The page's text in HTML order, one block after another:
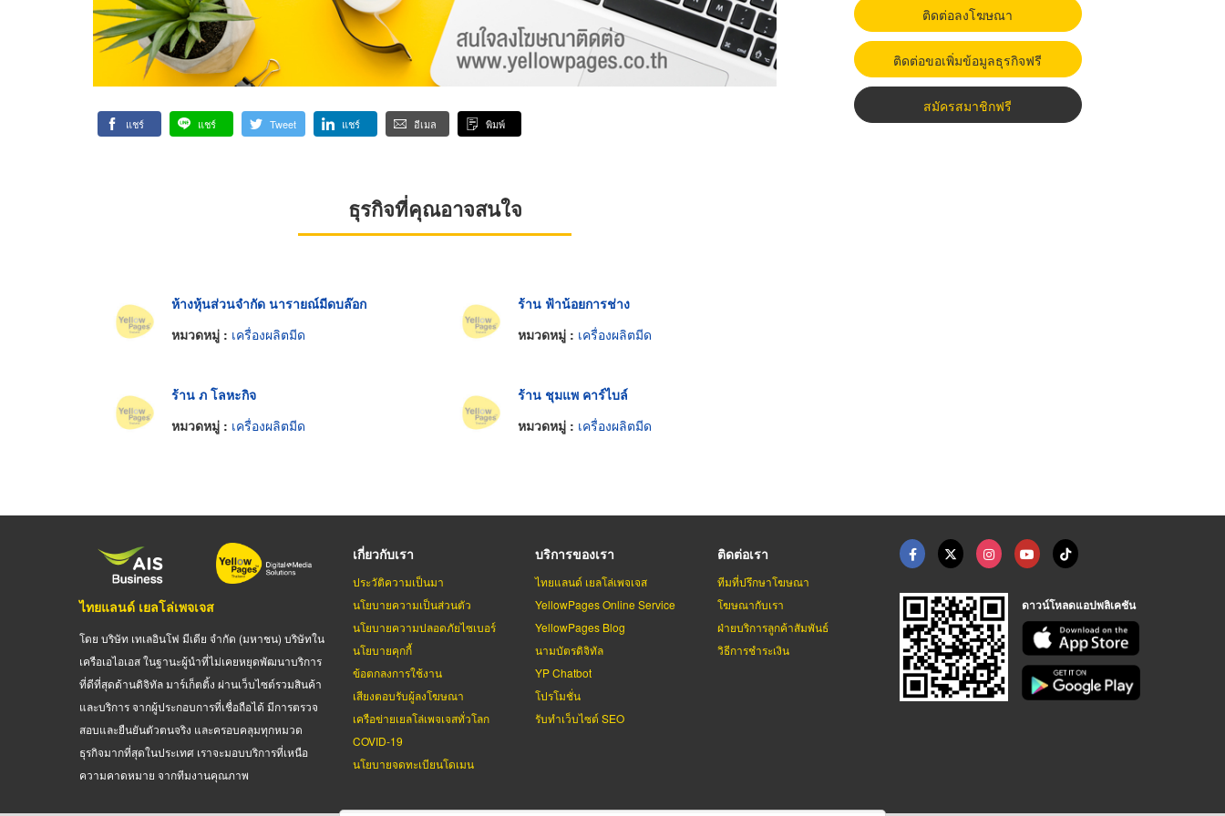
แชร์ แชร์ Tweet แชร์ อีเมล พิมพ์
ธุรกิจที่คุณอาจสนใจ
ห้างหุ้นส่วนจำกัด นารายณ์มีดบล๊อก
หมวดหมู่ : เครื่องผลิตมีด
ร้าน ฟ้าน้อยการช่าง
หมวดหมู่ : เครื่องผลิตมีด
ร้าน ภ โลหะกิจ
หมวดหมู่ : เครื่องผลิตมีด
ร้าน ชุมแพ คาร์ไบล์
หมวดหมู่ : เครื่องผลิตมีด
ติดต่อลงโฆษณา
ติดต่อขอเพิ่มข้อมูลธุรกิจฟรี
สมัครสมาชิกฟรี
ไทยแลนด์ เยลโล่เพจเจส
โดย บริษัท เทเลอินโฟ มีเดีย จำกัด (มหาชน) บริษัทใน
เครือเอไอเอส ในฐานะผู้นำที่ไม่เคยหยุดพัฒนาบริการ
ที่ดีที่สุดด้านดิจิทัล มาร์เก็ตติ้ง ผ่านเว็บไซต์รวมสินค้า
และบริการ จากผู้ประกอบการที่เชื่อถือได้ มีการตรวจ
สอบและยืนยันตัวตนจริง และครอบคลุมทุกหมวด
ธุรกิจมากที่สุดในประเทศ เราจะมอบบริการที่เหนือ
ความคาดหมาย จากทีมงานคุณภาพ
เกี่ยวกับเรา
ประวัติความเป็นมา
นโยบายความเป็นส่วนตัว
นโยบายความปลอดภัยไซเบอร์
นโยบายคุกกี้
ข้อตกลงการใช้งาน
เสียงตอบรับผู้ลงโฆษณา
เครือข่ายเยลโล่เพจเจสทั่วโลก
COVID-19
นโยบายจดทะเบียนโดเมน
บริการของเรา
ไทยแลนด์ เยลโล่เพจเจส
YellowPages Online Service
YellowPages Blog
นามบัตรดิจิทัล
YP Chatbot
โปรโมชั่น
รับทำเว็บไซต์ SEO
ติดต่อเรา
ทีมที่ปรึกษาโฆษณา
โฆษณากับเรา
ฝ่ายบริการลูกค้าสัมพันธ์
วิธีการชำระเงิน
ดาวน์โหลดแอปพลิเคชัน